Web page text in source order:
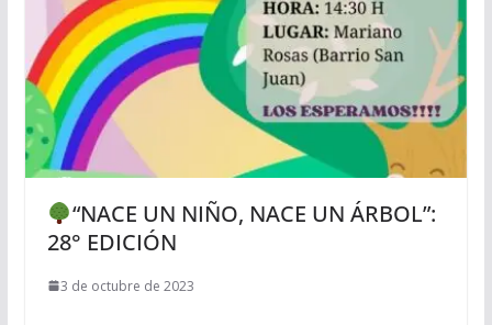
“NACE UN NIÑO, NACE UN ÁRBOL”:
28° EDICIÓN
3 de octubre de 2023